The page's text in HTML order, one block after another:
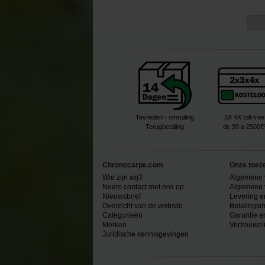
Tevreden - omruiling
Terugbetaling
3X 4X toll-free
de 90 a
Chronocarpe.com
Wie zijn wij?
Neem contact met ons op
Nieuwsbrief
Overzicht van de website
Categorieën
Merken
Juridische kennisgevingen
Onze
Algemene
Algemene
Levering
Garantie